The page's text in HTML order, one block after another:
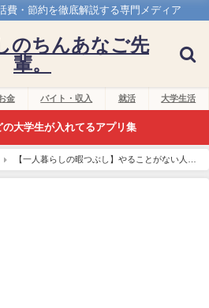
費・節約を徹底解説する専門メディア
のちんあなご先
輩。
金 バイト・収入 就活 大学生活
の大学生が入れてるアプリ集
【一人暮らしの暇つぶし】やることがない人に